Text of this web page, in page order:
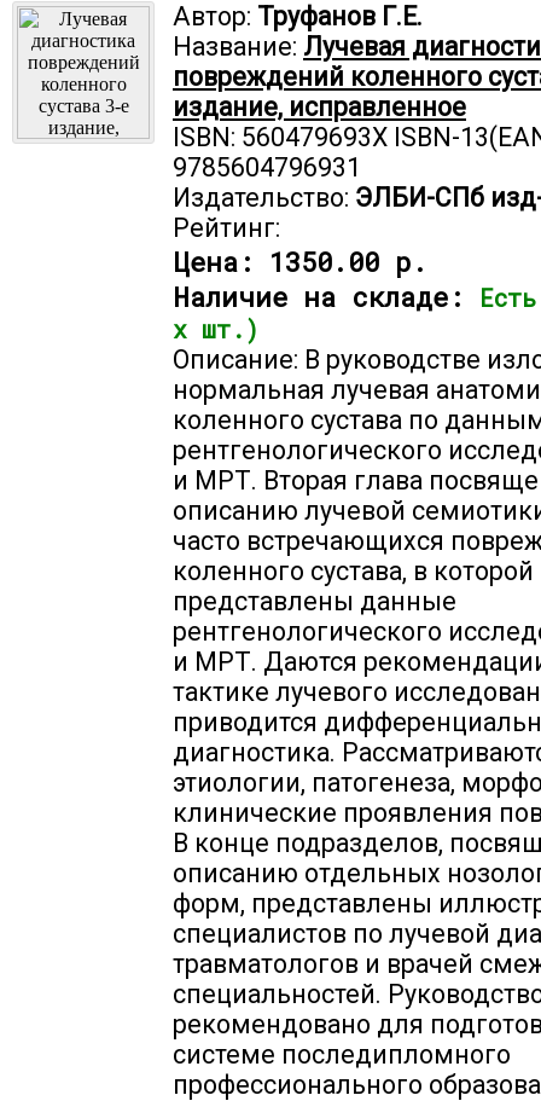
Автор: Труфанов Г.Е.
Название: Лучевая
повреждений коленного
издание, исправленное
ISBN: 560479693X ISBN-
9785604796931
Издательство: ЭЛБИ-СПб
Рейтинг:
Цена: 1350.00 р.
Наличие на складе:
х шт.)
Описание: В руководстве
нормальная лучевая
коленного сустава по
рентгенологического
и МРТ. Вторая глава
описанию лучевой
часто встречающихся
коленного сустава, в которой
представлены данные
рентгенологического
и МРТ. Даются
тактике лучевого
приводится
диагностика.
этиологии, патогенеза,
клинические проявления
В конце подразделов,
описанию отдельных
форм, представлены
специалистов по лучевой
травматологов и врачей
специальностей.
рекомендовано для
системе последипломного
профессионального